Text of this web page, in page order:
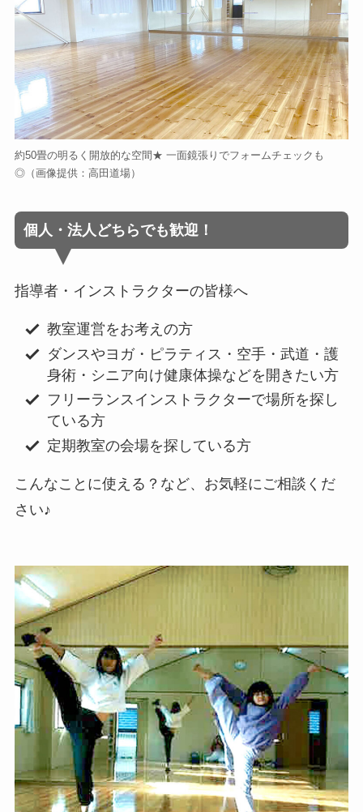
約50畳の明るく開放的な空間★ 一面鏡張りでフォームチェックも
◎（画像提供：高田道場）
個人・法人どちらでも歓迎！
指導者・インストラクターの皆様へ
教室運営をお考えの方
ダンスやヨガ・ピラティス・空手・武道・護
身術・シニア向け健康体操などを開きたい方
フリーランスインストラクターで場所を探し
ている方
定期教室の会場を探している方
こんなことに使える？など、お気軽にご相談くだ
さい♪